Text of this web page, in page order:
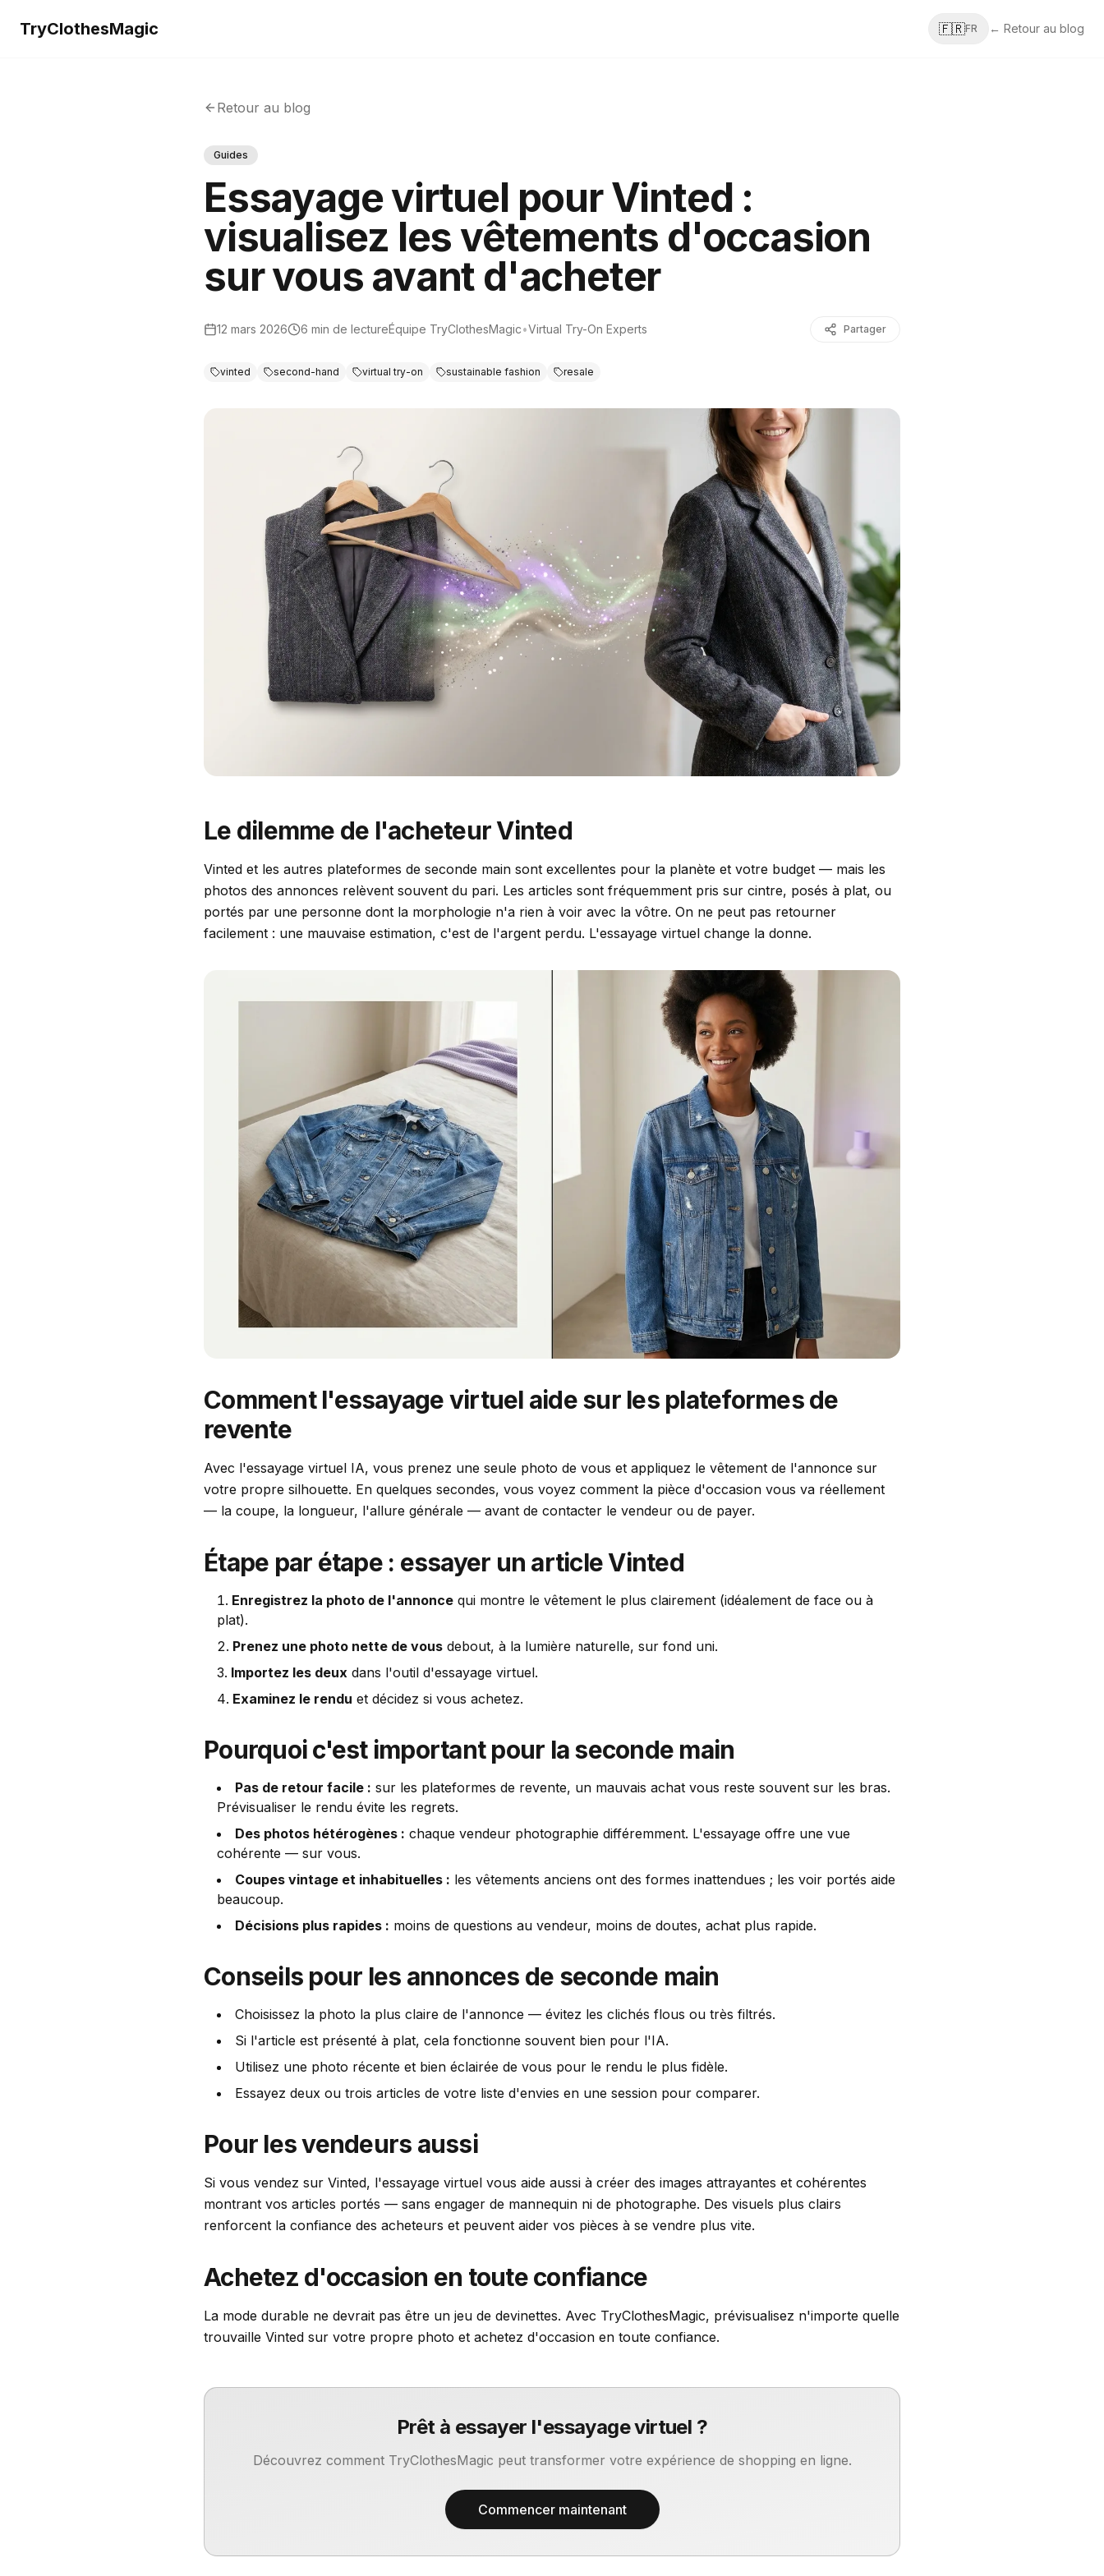
TryClothesMagic 🇫🇷FR ← Retour au blog
Retour au blog
Guides
Essayage virtuel pour Vinted :
visualisez les vêtements d'occasion
sur vous avant d'acheter
12 mars 2026 6 min de lectureÉquipe TryClothesMagic•Virtual Try-On Experts Partager
vinted second-hand virtual try-on sustainable fashion resale
Le dilemme de l'acheteur Vinted
Vinted et les autres plateformes de seconde main sont excellentes pour la planète et votre budget — mais les
photos des annonces relèvent souvent du pari. Les articles sont fréquemment pris sur cintre, posés à plat, ou
portés par une personne dont la morphologie n'a rien à voir avec la vôtre. On ne peut pas retourner
facilement : une mauvaise estimation, c'est de l'argent perdu. L'essayage virtuel change la donne.
Comment l'essayage virtuel aide sur les plateformes de
revente
Avec l'essayage virtuel IA, vous prenez une seule photo de vous et appliquez le vêtement de l'annonce sur
votre propre silhouette. En quelques secondes, vous voyez comment la pièce d'occasion vous va réellement
— la coupe, la longueur, l'allure générale — avant de contacter le vendeur ou de payer.
Étape par étape : essayer un article Vinted
Enregistrez la photo de l'annonce qui montre le vêtement le plus clairement (idéalement de face ou à
plat).
Prenez une photo nette de vous debout, à la lumière naturelle, sur fond uni.
Importez les deux dans l'outil d'essayage virtuel.
Examinez le rendu et décidez si vous achetez.
Pourquoi c'est important pour la seconde main
Pas de retour facile : sur les plateformes de revente, un mauvais achat vous reste souvent sur les bras.
Prévisualiser le rendu évite les regrets.
Des photos hétérogènes : chaque vendeur photographie différemment. L'essayage offre une vue
cohérente — sur vous.
Coupes vintage et inhabituelles : les vêtements anciens ont des formes inattendues ; les voir portés aide
beaucoup.
Décisions plus rapides : moins de questions au vendeur, moins de doutes, achat plus rapide.
Conseils pour les annonces de seconde main
Choisissez la photo la plus claire de l'annonce — évitez les clichés flous ou très filtrés.
Si l'article est présenté à plat, cela fonctionne souvent bien pour l'IA.
Utilisez une photo récente et bien éclairée de vous pour le rendu le plus fidèle.
Essayez deux ou trois articles de votre liste d'envies en une session pour comparer.
Pour les vendeurs aussi
Si vous vendez sur Vinted, l'essayage virtuel vous aide aussi à créer des images attrayantes et cohérentes
montrant vos articles portés — sans engager de mannequin ni de photographe. Des visuels plus clairs
renforcent la confiance des acheteurs et peuvent aider vos pièces à se vendre plus vite.
Achetez d'occasion en toute confiance
La mode durable ne devrait pas être un jeu de devinettes. Avec TryClothesMagic, prévisualisez n'importe quelle
trouvaille Vinted sur votre propre photo et achetez d'occasion en toute confiance.
Prêt à essayer l'essayage virtuel ?
Découvrez comment TryClothesMagic peut transformer votre expérience de shopping en ligne.
Commencer maintenant